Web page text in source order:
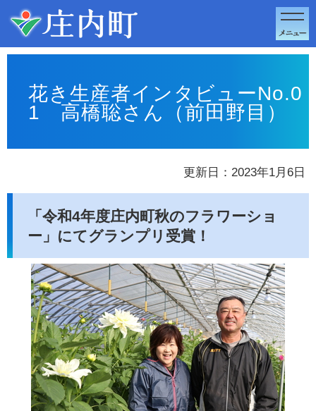
このページの本文へ移動
花き生産者インタビューNo.0
1 高橋聡さん（前田野目）
更新日：2023年1月6日
「令和4年度庄内町秋のフラワーショ
ー」にてグランプリ受賞！